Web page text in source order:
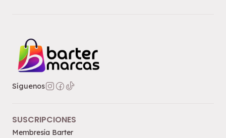
Síguenos
SUSCRIPCIONES
Membresía Barter